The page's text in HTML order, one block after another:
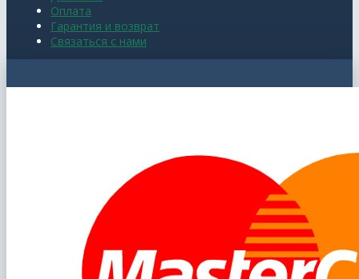
Оплата
Гарантия и возврат
Связаться с нами